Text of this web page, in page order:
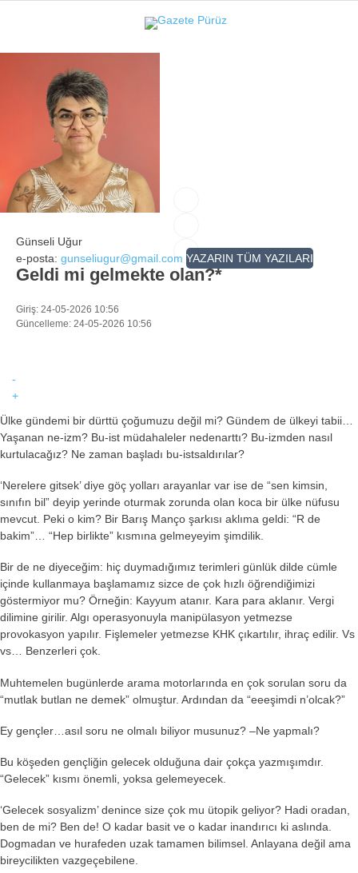
Youtube
TikTok
GALERİ
YEREL YÖNETIMLER
GÜNCEL
EKONOMI
SAĞLIK
SPOR
Günseli Uğur
e-posta: gunseliugur@gmail.com YAZARIN TÜM YAZILARI
Geldi mi gelmekte olan?*
Giriş: 24-05-2026 10:56
Güncelleme: 24-05-2026 10:56
-
+
Ülke gündemi bir dürttü çoğumuzu değil mi? Gündem de ülkeyi tabii…
Yaşanan ne-izm? Bu-ist müdahaleler nedenarttı? Bu-izmden nasıl
kurtulacağız? Ne zaman başladı bu-istsaldırılar?
‘Nerelere gitsek’ diye göç yolları arayanlar var ise de “sen kimsin,
sınıfın bil” deyip yerinde oturmak zorunda olan koca bir ülke nüfusu
mevcut. Peki o kim? Bir Barış Manço şarkısı aklıma geldi: “R de
bakim”… “Hep birlikte” kısmına gelmeyeyim şimdilik.
Bir de ne diyeceğim: hiç duymadığımız terimleri günlük dilde cümle
içinde kullanmaya başlamamız sizce de çok hızlı öğrendiğimizi
göstermiyor mu? Örneğin: Kayyum atanır. Kara para aklanır. Vergi
dilimine girilir. Algı operasyonuyla manipülasyon yetmezse
provokasyon yapılır. Fişlemeler yetmezse KHK çıkartılır, ihraç edilir. Vs
vs… Benzerleri çok.
Muhtemelen bugünlerde arama motorlarında en çok sorulan soru da
“mutlak butlan ne demek” olmuştur. Ardından da “eeeşimdi n’olcak?”
Ey gençler…asıl soru ne olmalı biliyor musunuz? –Ne yapmalı?
Bu köşeden gençliğin gelecek olduğuna dair çokça yazmışımdır.
“Gelecek” kısmı önemli, yoksa gelemeyecek.
‘Gelecek sosyalizm’ denince size çok mu ütopik geliyor? Hadi oradan,
ben de mi? Ben de! O kadar basit ve o kadar inandırıcı ki aslında.
Dogmadan ve hurafeden uzak tamamen bilimsel. Anlayana değil ama
bireycilikten vazgeçebilene.